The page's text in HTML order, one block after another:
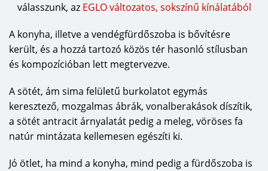
válasszunk, az EGLO változatos, sokszínű kínálatából
A konyha, illetve a vendégfürdőszoba is bővítésre
került, és a hozzá tartozó közös tér hasonló stílusban
és kompozícióban lett megtervezve.
A sötét, ám sima felületű burkolatot egymás
keresztező, mozgalmas ábrák, vonalberakások díszítik,
a sötét antracit árnyalatát pedig a meleg, vöröses fa
natúr mintázata kellemesen egészíti ki.
Jó ötlet, ha mind a konyha, mind pedig a fürdőszoba is